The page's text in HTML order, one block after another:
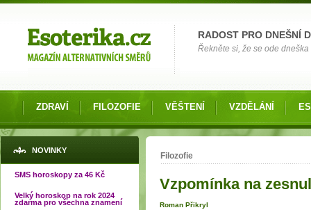
RADOST PRO DNEŠNÍ
Řekněte si, že se ode
ZDRAVÍ FILOZOFIE VĚŠTENÍ VZDĚLÁNÍ
NOVINKY
SMS horoskopy za 46 Kč
Velký horoskop na rok 2024
zdarma pro všechna znamení
Jste zde
Filozofie
Vzpomínka na
Roman Přikryl